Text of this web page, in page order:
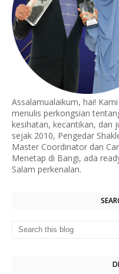
Assalamualaikum, hai!
menulis perkongsian
kesihatan, kecantikan, dan
sejak 2010, Pengedar
Master Coordinator dan
Menetap di Bangi, ada
Salam perkenalan.